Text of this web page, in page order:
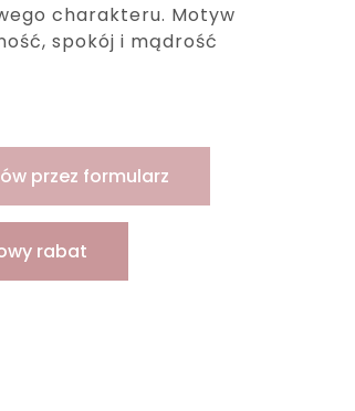
charakteru. Motyw
spokój i mądrość
przez formularz
rabat